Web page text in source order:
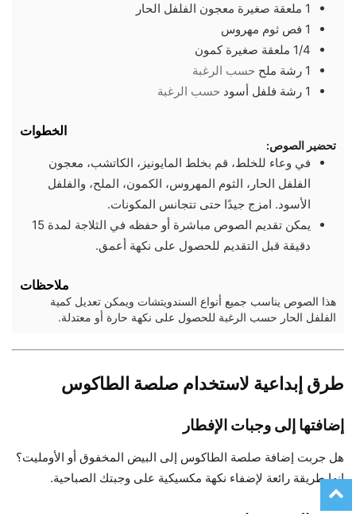
1 ملعقة صغيرة معجون الفلفل الحار
1 فص ثوم مهروس
1/4 ملعقة صغيرة كمون
1 رشة ملح حسب الرغبة
1 رشة فلفل أسود حسب الرغبة
الخطوات
تحضير الصوص:
في وعاء للخلط، قم بخلط المايونيز، الكاتشب، معجون
الفلفل الحار، الثوم المهروس، الكمون، الملح، والفلفل
الأسود. امزج جيدًا حتى تتجانس المكونات.
يمكن تقديم الصوص مباشرة أو حفظه في الثلاجة لمدة 15
دقيقة قبل التقديم للحصول على نكهة أعمق.
ملاحظات
هذا الصوص يناسب جميع أنواع السندويتشات ويمكن تعديل كمية
الفلفل الحار حسب الرغبة للحصول على نكهة حارة أو معتدلة.
طرق إبداعية لاستخدام صلصة الطاكوس
إضافتها إلى وجبات الإفطار
هل جربت إضافة صلصة الطاكوس إلى البيض المخفوق أو الأومليت؟
إنها طريقة رائعة لإضفاء نكهة مكسيكية على وجبتك الصباحية.